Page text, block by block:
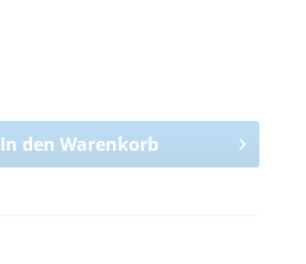
In den Warenkorb